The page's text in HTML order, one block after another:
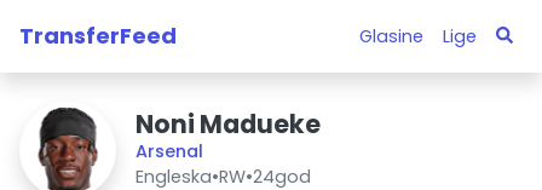
TransferFeed Glasine Lige
Noni Madueke
Arsenal
Engleska•RW•24god